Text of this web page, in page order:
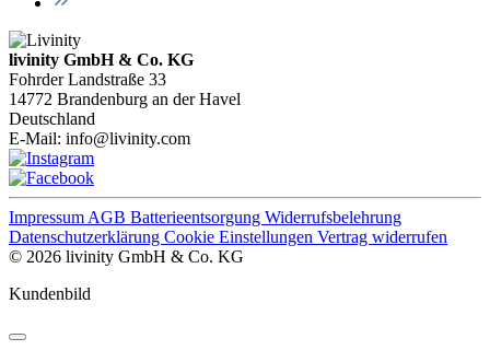
livinity GmbH & Co. KG
Fohrder Landstraße 33
14772 Brandenburg an der Havel
Deutschland
E-Mail: info@livinity.com
Impressum AGB Batterieentsorgung Widerrufsbelehrung
Datenschutzerklärung Cookie Einstellungen Vertrag widerrufen
© 2026 livinity GmbH & Co. KG
Kundenbild